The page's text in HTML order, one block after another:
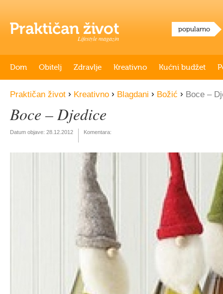
Lifestyle magazin
popularno
Dom Obitelj Zdravlje Kreativno Kućni budžet
Praktičan život › Kreativno › Blagdani › Božić › Boce –
Boce – Djedice
Datum objave: 28.12.2012 Komentara: